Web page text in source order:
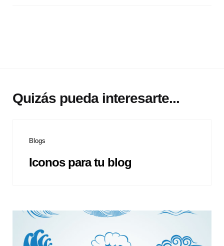
Quizás pueda interesarte...
Blogs
Iconos para tu blog